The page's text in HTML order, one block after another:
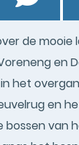
de mooie
en
het
en
bossen van